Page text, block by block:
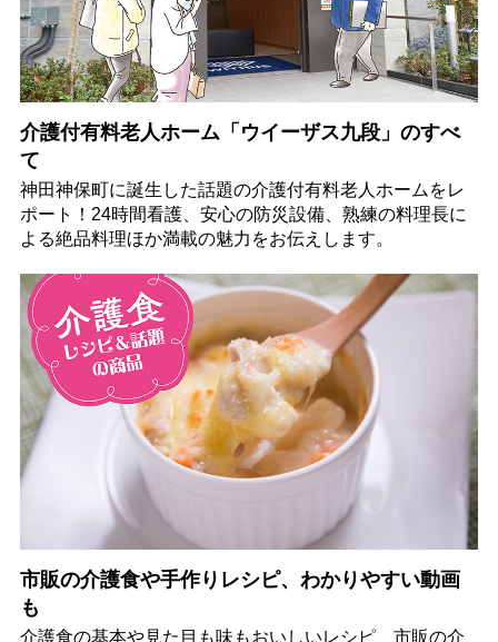
介護付有料老人ホーム「ウイーザス九段」のすべ
て
神田神保町に誕生した話題の介護付有料老人ホームをレ
ポート！24時間看護、安心の防災設備、熟練の料理長に
よる絶品料理ほか満載の魅力をお伝えします。
市販の介護食や手作りレシピ、わかりやすい動画
も
介護食の基本や見た目も味もおいしいレシピ、市販の介